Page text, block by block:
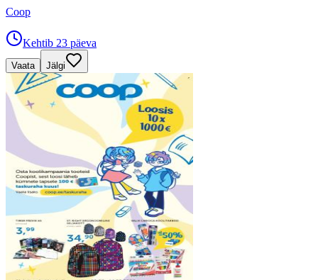
Coop
Kehtib 23 päeva
Vaata Jälgi